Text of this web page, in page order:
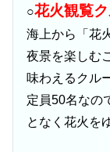
○花火観覧
海上から「花
夜景を楽しむ
味わえるクル
定員50名なの
となく花火を